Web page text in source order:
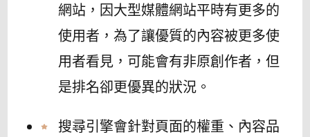
網站，因大型媒體網站平時有更多的
使用者，為了讓優質的內容被更多使
用者看見，可能會有非原創作者，但
是排名卻更優異的狀況。
搜尋引擎會針對頁面的權重、內容品